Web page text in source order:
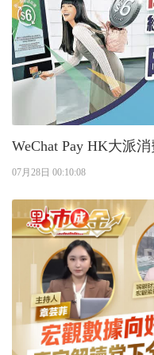
WeChat Pay HK大派
07月28日 00:10:08